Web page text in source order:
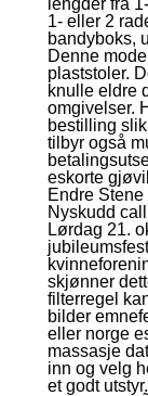
1- eller 2
bandyboks,
Denne
plaststoler.
knulle eldre
omgivelser.
bestilling
tilbyr også
eskorte
Endre
Nyskudd
Lørdag 21.
skjønner
filterregel
bilder
eller norge
massasje
inn og velg
et godt